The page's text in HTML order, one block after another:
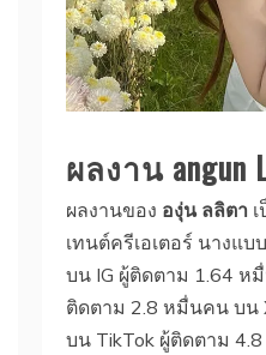
ผลงาน angun
ผลงานของ องุ่น ลลิตา
เทนต์ครีเอเตอร์ นางแ
บน IG ผู้ติดตาม 1.64 ห
ติดตาม 2.8 หมื่นคน บน
บน TikTok ผู้ติดตาม